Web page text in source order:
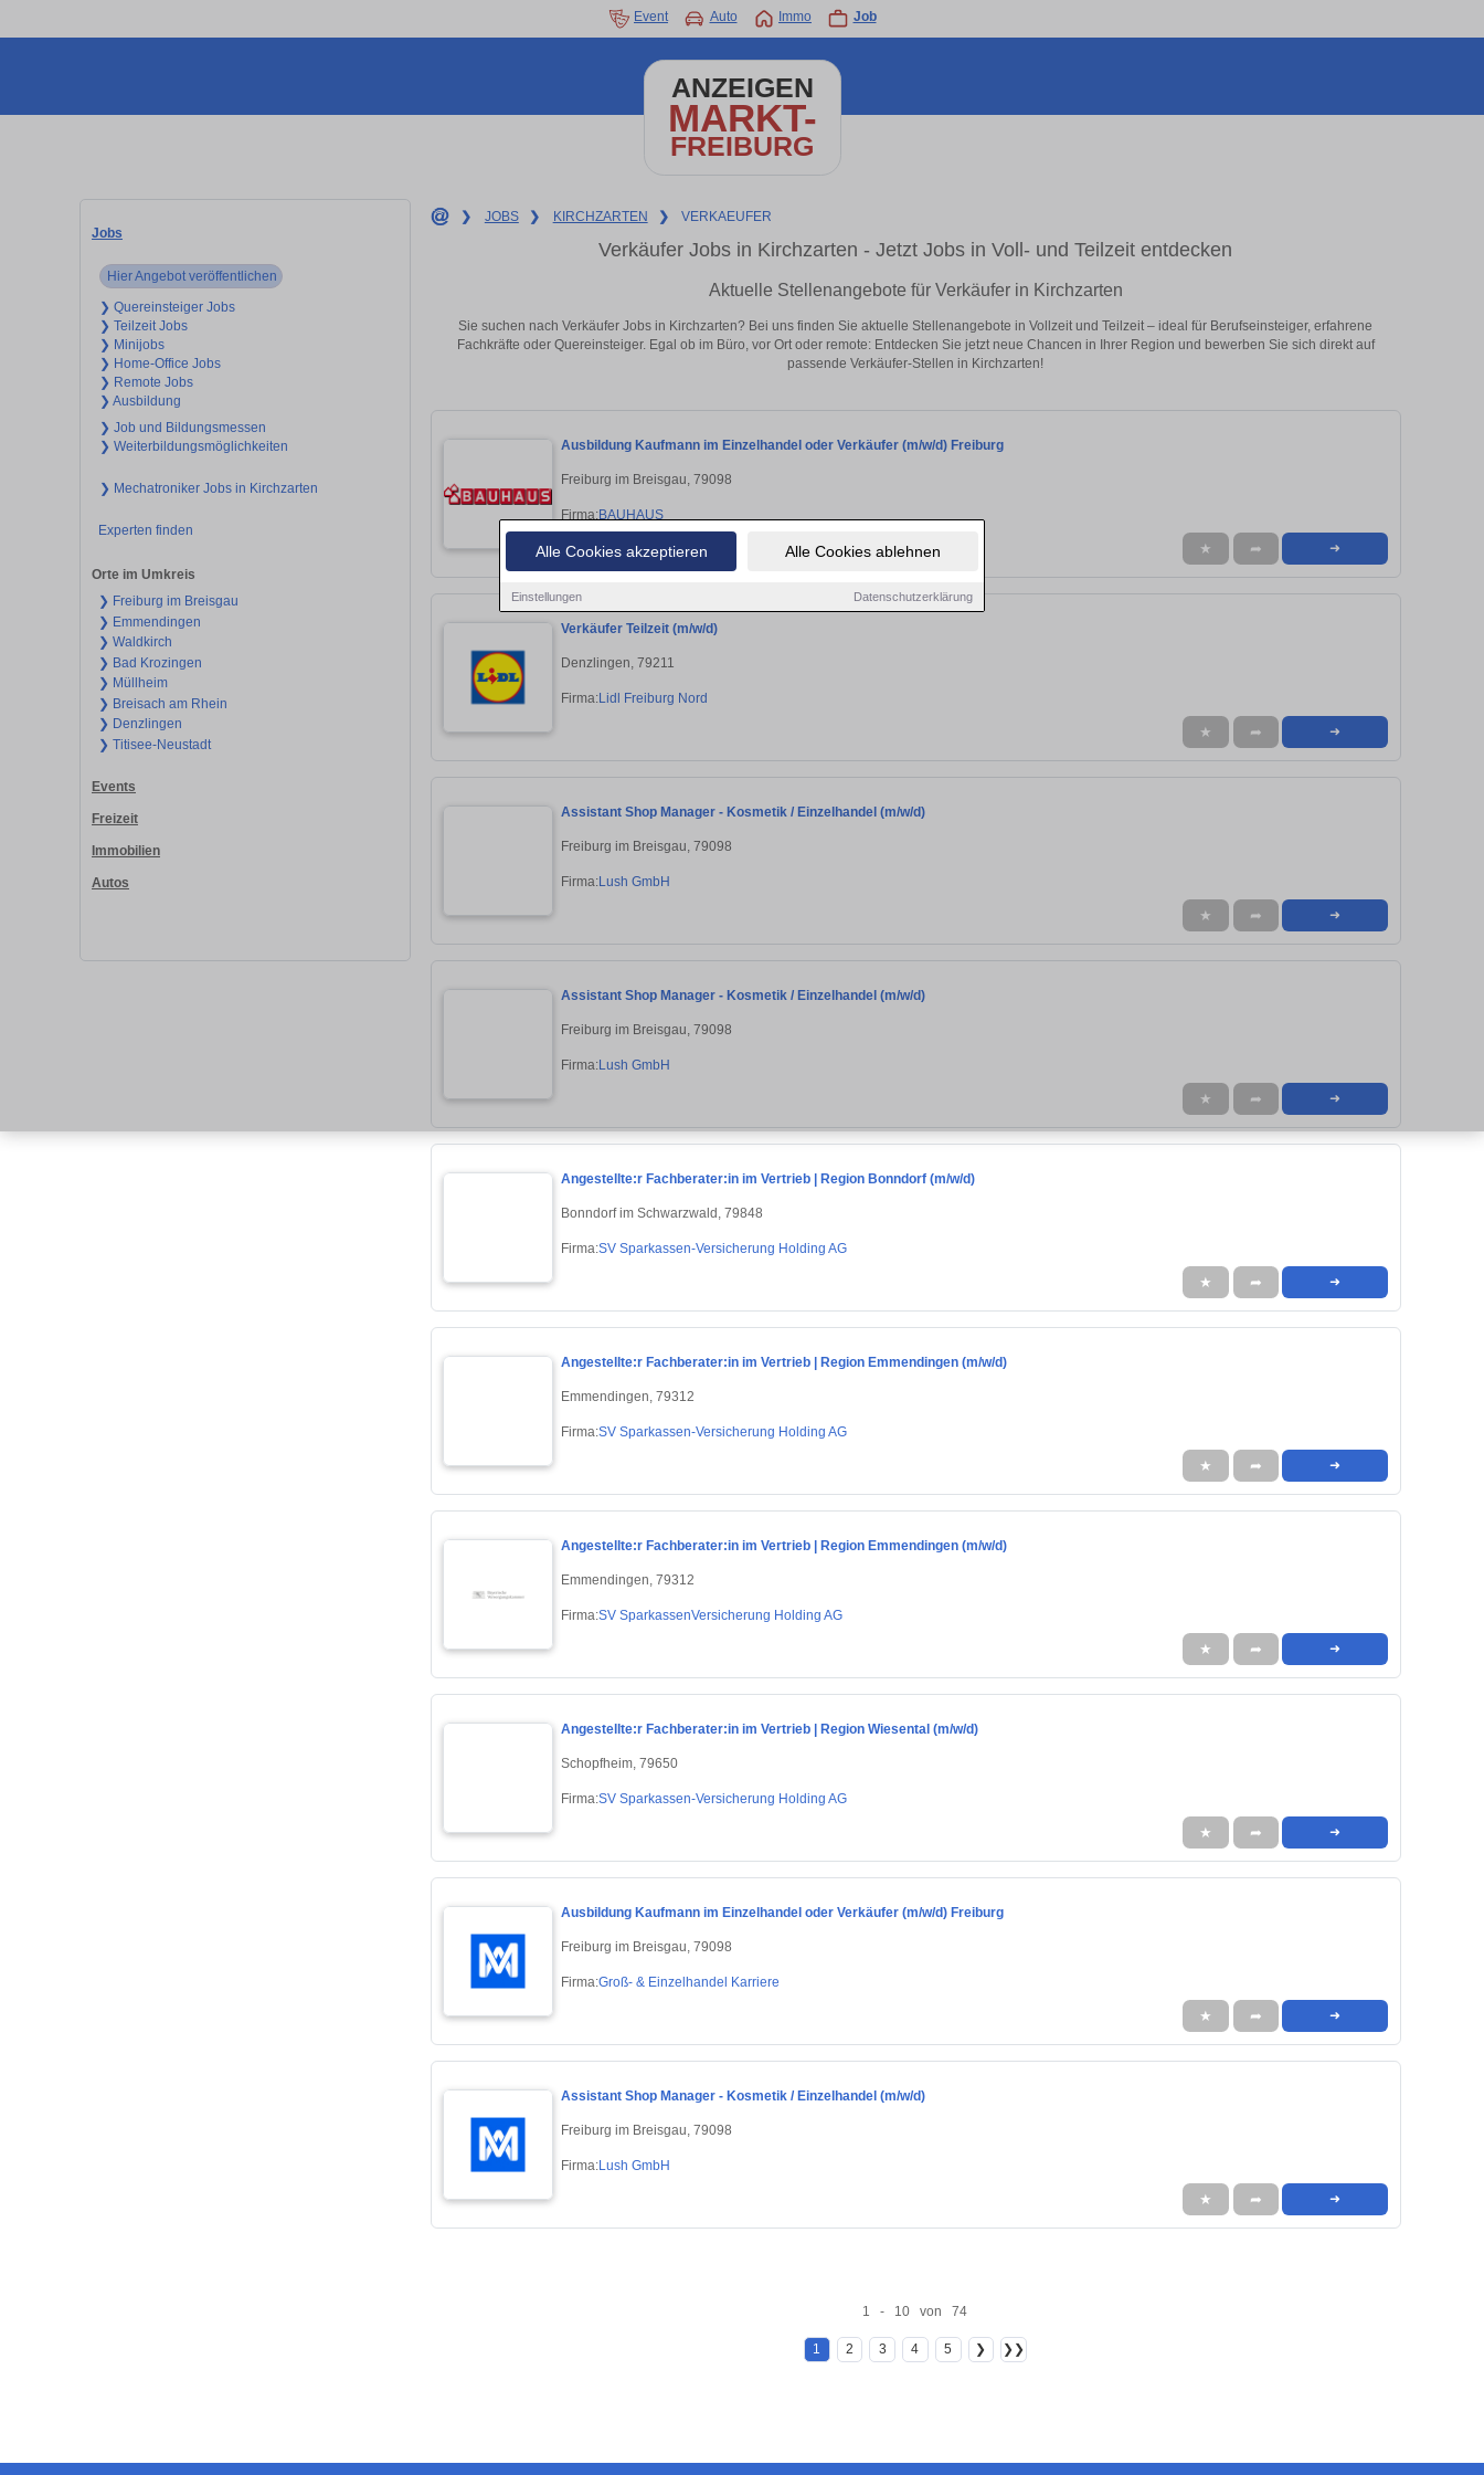
Alle Cookies akzeptieren Alle Cookies ablehnen
Einstellungen Datenschutzerklärung
Event Auto Immo Job
ANZEIGEN
MARKT-
FREIBURG
Jobs
Hier Angebot veröffentlichen
❯ Quereinsteiger Jobs
❯ Teilzeit Jobs
❯ Minijobs
❯ Home-Office Jobs
❯ Remote Jobs
❯ Ausbildung
❯ Job und Bildungsmessen
❯ Weiterbildungsmöglichkeiten
❯ Mechatroniker Jobs in Kirchzarten
Experten finden
Orte im Umkreis
❯ Freiburg im Breisgau
❯ Emmendingen
❯ Waldkirch
❯ Bad Krozingen
❯ Müllheim
❯ Breisach am Rhein
❯ Denzlingen
❯ Titisee-Neustadt
Events
Freizeit
Immobilien
Autos
❯ JOBS ❯ KIRCHZARTEN ❯ VERKAEUFER
Verkäufer Jobs in Kirchzarten - Jetzt Jobs in Voll- und Teilzeit entdecken
Aktuelle Stellenangebote für Verkäufer in Kirchzarten
Sie suchen nach Verkäufer Jobs in Kirchzarten? Bei uns finden Sie aktuelle Stellenangebote in Vollzeit und Teilzeit – ideal für Berufseinsteiger, erfahrene
Fachkräfte oder Quereinsteiger. Egal ob im Büro, vor Ort oder remote: Entdecken Sie jetzt neue Chancen in Ihrer Region und bewerben Sie sich direkt auf
passende Verkäufer-Stellen in Kirchzarten!
Ausbildung Kaufmann im Einzelhandel oder Verkäufer (m/w/d) Freiburg
Freiburg im Breisgau, 79098
Firma:BAUHAUS
★ ➦ ➜
Verkäufer Teilzeit (m/w/d)
Denzlingen, 79211
Firma:Lidl Freiburg Nord
★ ➦ ➜
Assistant Shop Manager - Kosmetik / Einzelhandel (m/w/d)
Freiburg im Breisgau, 79098
Firma:Lush GmbH
★ ➦ ➜
Assistant Shop Manager - Kosmetik / Einzelhandel (m/w/d)
Freiburg im Breisgau, 79098
Firma:Lush GmbH
★ ➦ ➜
Angestellte:r Fachberater:in im Vertrieb | Region Bonndorf (m/w/d)
Bonndorf im Schwarzwald, 79848
Firma:SV Sparkassen-Versicherung Holding AG
★ ➦ ➜
Angestellte:r Fachberater:in im Vertrieb | Region Emmendingen (m/w/d)
Emmendingen, 79312
Firma:SV Sparkassen-Versicherung Holding AG
★ ➦ ➜
Angestellte:r Fachberater:in im Vertrieb | Region Emmendingen (m/w/d)
Emmendingen, 79312
Firma:SV SparkassenVersicherung Holding AG
★ ➦ ➜
Angestellte:r Fachberater:in im Vertrieb | Region Wiesental (m/w/d)
Schopfheim, 79650
Firma:SV Sparkassen-Versicherung Holding AG
★ ➦ ➜
Ausbildung Kaufmann im Einzelhandel oder Verkäufer (m/w/d) Freiburg
Freiburg im Breisgau, 79098
Firma:Groß- & Einzelhandel Karriere
★ ➦ ➜
Assistant Shop Manager - Kosmetik / Einzelhandel (m/w/d)
Freiburg im Breisgau, 79098
Firma:Lush GmbH
★ ➦ ➜
1 - 10 von 74
1 2 3 4 5 ❯ ❯❯